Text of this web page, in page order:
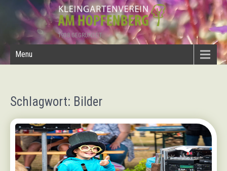
1938 GEGRÜNDET
Menu
Schlagwort: Bilder